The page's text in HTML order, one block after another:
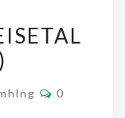
MANDERN
0